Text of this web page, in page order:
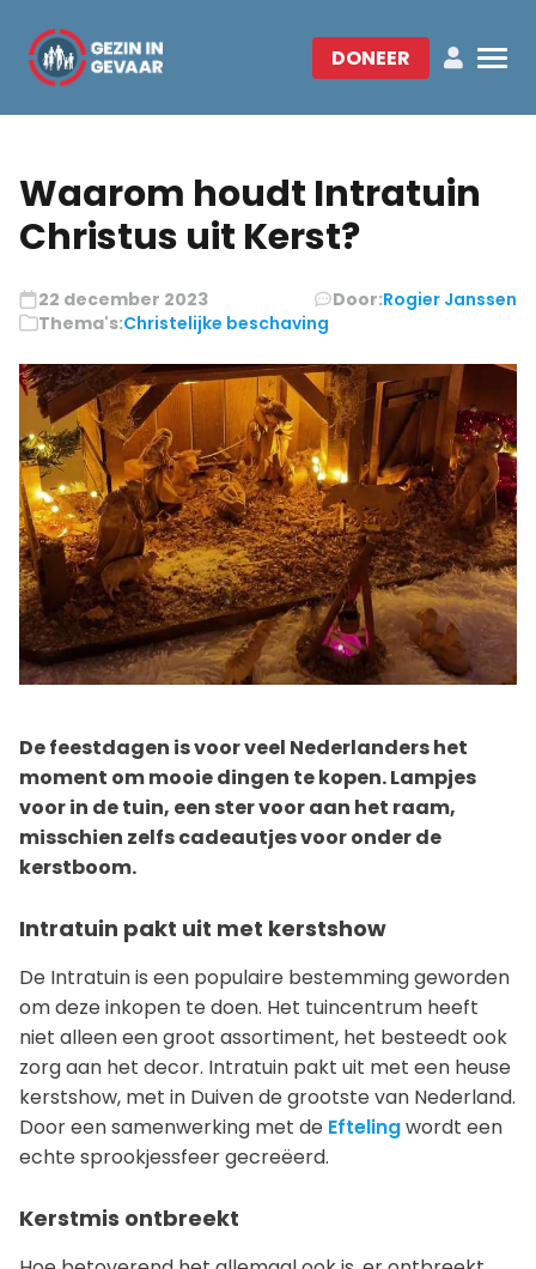
DONEER
Waarom houdt Intratuin
Christus uit Kerst?
22 december 2023 Door:Rogier Janssen
Thema's:Christelijke beschaving
De feestdagen is voor veel Nederlanders het
moment om mooie dingen te kopen. Lampjes
voor in de tuin, een ster voor aan het raam,
misschien zelfs cadeautjes voor onder de
kerstboom.
Intratuin pakt uit met kerstshow
De Intratuin is een populaire bestemming geworden
om deze inkopen te doen. Het tuincentrum heeft
niet alleen een groot assortiment, het besteedt ook
zorg aan het decor. Intratuin pakt uit met een heuse
kerstshow, met in Duiven de grootste van Nederland.
Door een samenwerking met de Eftelingwordt een
echte sprookjessfeer gecreëerd.
Kerstmis ontbreekt